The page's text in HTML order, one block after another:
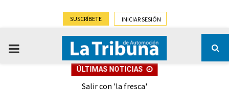
SUSCRÍBETE INICIAR SESIÓN
PRIMARY
ÚLTIMAS NOTICIAS
Salir con 'la fresca'